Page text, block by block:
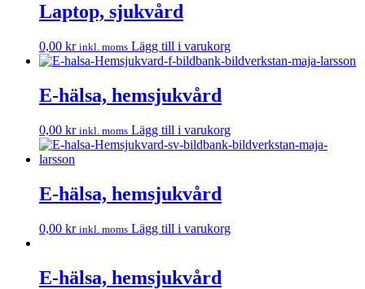
Laptop, sjukvård
0,00 kr inkl. moms Lägg till i varukorg
E-hälsa, hemsjukvård
0,00 kr inkl. moms Lägg till i varukorg
E-hälsa, hemsjukvård
0,00 kr inkl. moms Lägg till i varukorg
E-hälsa, hemsjukvård